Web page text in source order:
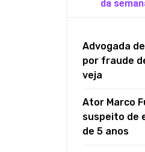
da
Advogada
por fraude
veja
Ator Marco
suspeito de
de 5 anos